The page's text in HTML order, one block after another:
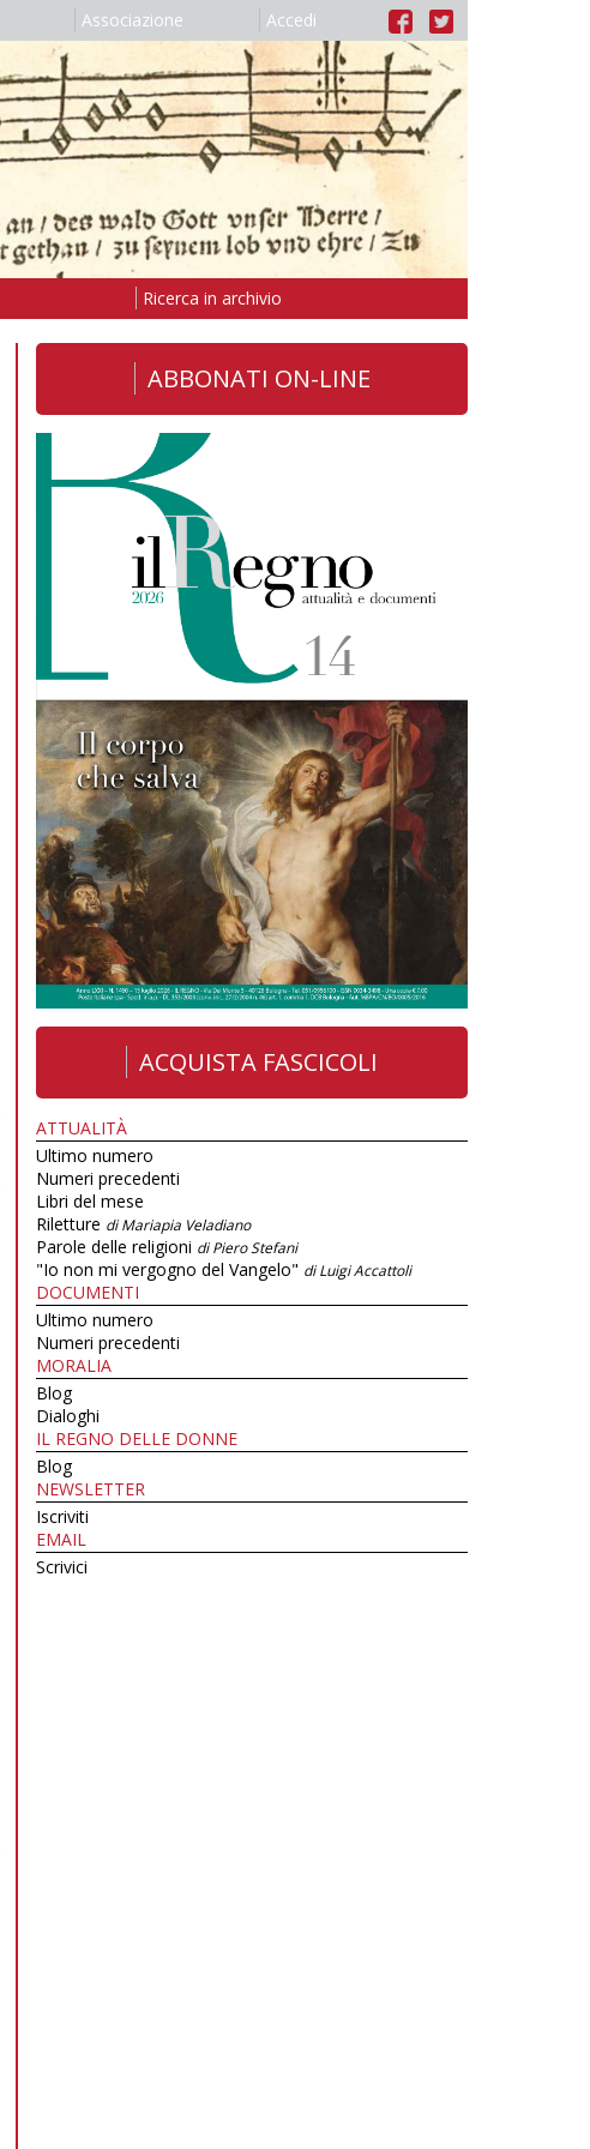
Associazione Accedi
Ricerca in archivio
ABBONATI ON-LINE
ACQUISTA FASCICOLI
ATTUALITÀ
Ultimo numero
Numeri precedenti
Libri del mese
Riletture di Mariapia Veladiano
Parole delle religioni di Piero Stefani
"Io non mi vergogno del Vangelo" di Luigi Accattoli
DOCUMENTI
Ultimo numero
Numeri precedenti
MORALIA
Blog
Dialoghi
IL REGNO DELLE DONNE
Blog
NEWSLETTER
Iscriviti
EMAIL
Scrivici